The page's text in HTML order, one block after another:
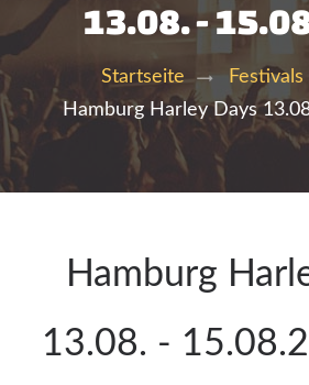
13.08. -
Startseite
Hamburg Harley Days
Hamburg
13.08. -